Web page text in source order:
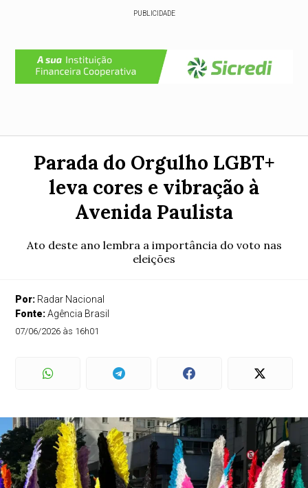
PUBLICIDADE
Parada do Orgulho LGBT+
leva cores e vibração à
Avenida Paulista
Ato deste ano lembra a importância do voto nas
eleições
Por: Radar Nacional
Fonte:Agência Brasil
07/06/2026 às 16h01